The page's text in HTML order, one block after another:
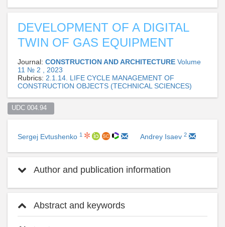
DEVELOPMENT OF A DIGITAL
TWIN OF GAS EQUIPMENT
Journal: CONSTRUCTION AND ARCHITECTURE Volume
11 № 2 , 2023
Rubrics: 2.1.14. LIFE CYCLE MANAGEMENT OF
CONSTRUCTION OBJECTS (TECHNICAL SCIENCES)
UDC 004.94
Sergej Evtushenko 1 Andrey Isaev 2
Author and publication information
Abstract and keywords